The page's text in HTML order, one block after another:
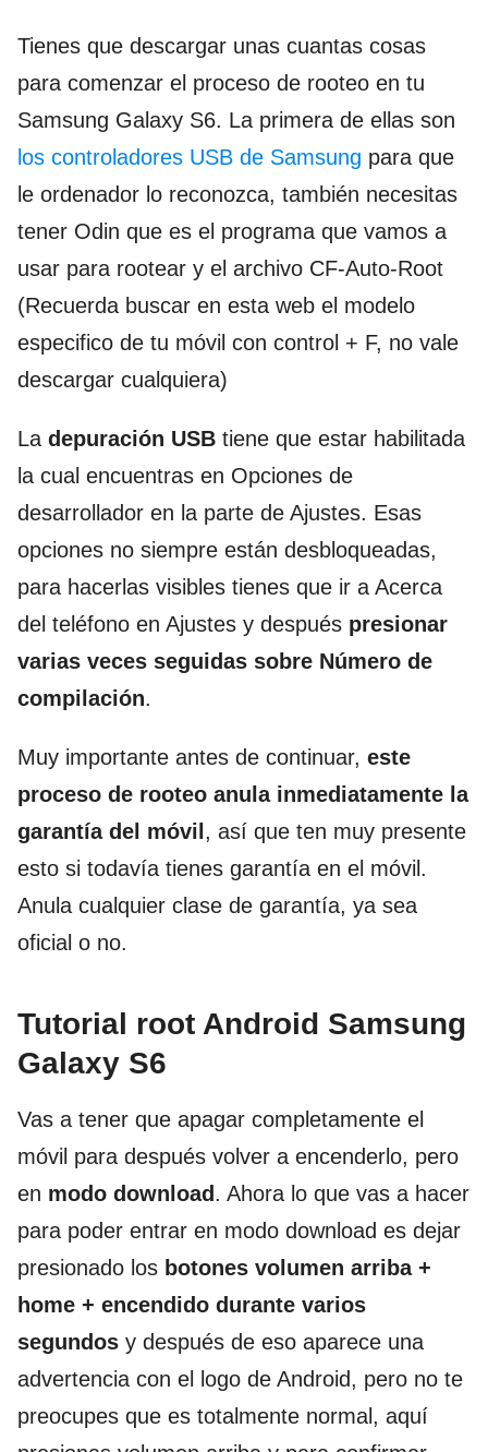
Tienes que descargar unas cuantas cosas
para comenzar el proceso de rooteo en tu
Samsung Galaxy S6. La primera de ellas son
los controladores USB de Samsung para que
le ordenador lo reconozca, también necesitas
tener Odin que es el programa que vamos a
usar para rootear y el archivo CF-Auto-Root
(Recuerda buscar en esta web el modelo
especifico de tu móvil con control + F, no vale
descargar cualquiera)
La depuración USB tiene que estar habilitada
la cual encuentras en Opciones de
desarrollador en la parte de Ajustes. Esas
opciones no siempre están desbloqueadas,
para hacerlas visibles tienes que ir a Acerca
del teléfono en Ajustes y después presionar
varias veces seguidas sobre Número de
compilación.
Muy importante antes de continuar, este
proceso de rooteo anula inmediatamente la
garantía del móvil, así que ten muy presente
esto si todavía tienes garantía en el móvil.
Anula cualquier clase de garantía, ya sea
oficial o no.
Tutorial root Android Samsung
Galaxy S6
Vas a tener que apagar completamente el
móvil para después volver a encenderlo, pero
en modo download. Ahora lo que vas a hacer
para poder entrar en modo download es dejar
presionado los botones volumen arriba +
home + encendido durante varios
segundos y después de eso aparece una
advertencia con el logo de Android, pero no te
preocupes que es totalmente normal, aquí